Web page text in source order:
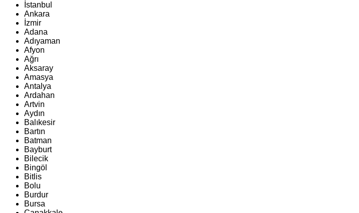
İstanbul
Ankara
İzmir
Adana
Adıyaman
Afyon
Ağrı
Aksaray
Amasya
Antalya
Ardahan
Artvin
Aydın
Balıkesir
Bartın
Batman
Bayburt
Bilecik
Bingöl
Bitlis
Bolu
Burdur
Bursa